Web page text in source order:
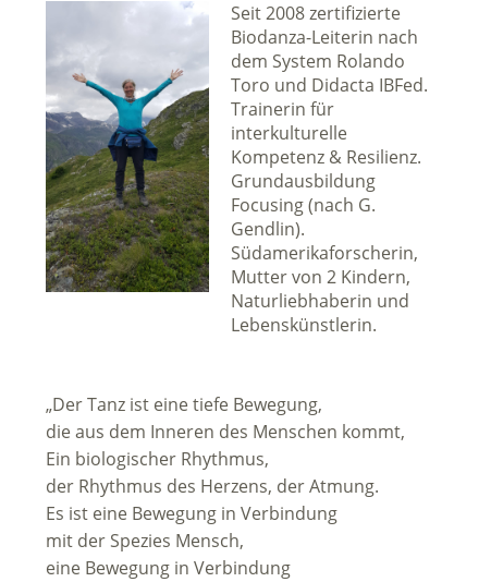
Seit 2008 zertifizierte
Biodanza-Leiterin nach
dem System Rolando
Toro und Didacta IBFed.
Trainerin für
interkulturelle
Kompetenz & Resilienz.
Grundausbildung
Focusing (nach G.
Gendlin).
Südamerikaforscherin,
Mutter von 2 Kindern,
Naturliebhaberin und
Lebenskünstlerin.
„Der Tanz ist eine tiefe Bewegung,
die aus dem Inneren des Menschen kommt,
Ein biologischer Rhythmus,
der Rhythmus des Herzens, der Atmung.
Es ist eine Bewegung in Verbindung
mit der Spezies Mensch,
eine Bewegung in Verbindung